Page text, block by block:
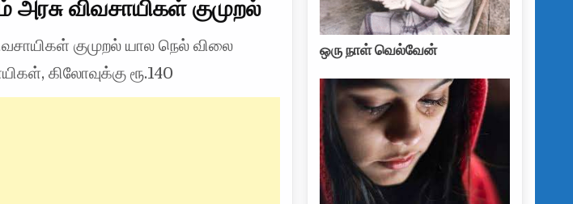
விவசாயிகள் குமுறல்
குமுறல் யால நெல் விலை
கிலோவுக்கு ரூ.140
ஒரு நாள் வெல்வேன்